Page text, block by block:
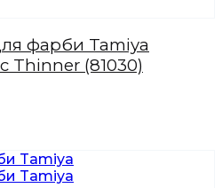
фарби Tamiya
Thinner (81030)